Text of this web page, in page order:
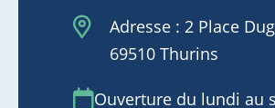
Adresse : 2 Place
69510 Thurins
Ouverture du lundi au